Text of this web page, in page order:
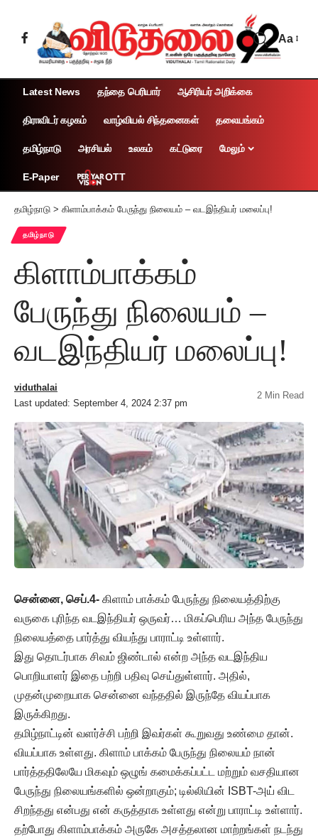
Aa
Latest News தந்தை பெரியார் ஆசிரியர் அறிக்கை
திராவிடர் கழகம் வாழ்வியல் சிந்தனைகள் தலையங்கம்
தமிழ்நாடு அரசியல் உலகம் கட்டுரை மேலும்
E-Paper OTT
தமிழ்நாடு > கிளாம்பாக்கம் பேருந்து நிலையம் – வடஇந்தியர் மலைப்பு!
தமிழ்நாடு
கிளாம்பாக்கம்
பேருந்து நிலையம் –
வடஇந்தியர் மலைப்பு!
Last updated: September 4, 2024 2:37 pm
viduthalai
2 Min Read
சென்னை, செப்.4- கிளாம் பாக்கம் பேருந்து நிலையத்திற்கு
வருகை புரிந்த வடஇந்தியர் ஒருவர்… மிகப்பெரிய அந்த பேருந்து
நிலையத்தை பார்த்து வியந்து பாராட்டி உள்ளார்.
இது தொடர்பாக சிவம் ஜிண்டால் என்ற அந்த வடஇந்திய
பொறியாளர் இதை பற்றி பதிவு செய்துள்ளார். அதில்,
முதன்முறையாக சென்னை வந்ததில் இருந்தே வியப்பாக
இருக்கிறது.
தமிழ்நாட்டின் வளர்ச்சி பற்றி இவர்கள் கூறுவது உண்மை தான்.
வியப்பாக உள்ளது. கிளாம் பாக்கம் பேருந்து நிலையம் நான்
பார்த்ததிலேயே மிகவும் ஒழுங் கமைக்கப்பட்ட மற்றும் வசதியான
பேருந்து நிலையங்களில் ஒன்றாகும்; டில்லியின் ISBT-அய் விட
சிறந்தது என்பது என் கருத்தாக உள்ளது என்று பாராட்டி உள்ளார்.
தற்போது கிளாம்பாக்கம் அருகே அசத்தலான மாற்றங்கள் நடந்து